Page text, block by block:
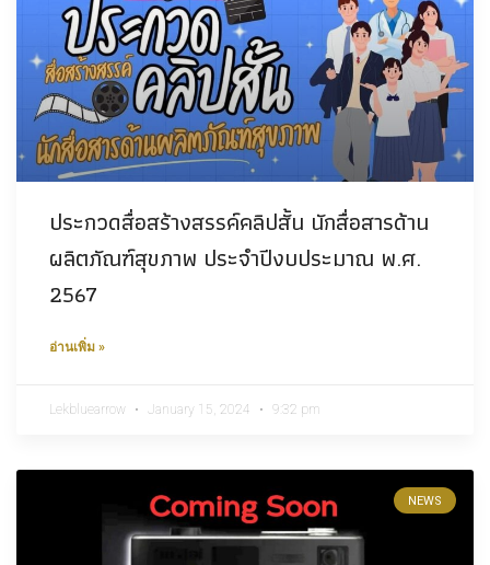
ประกวดสื่อสร้างสรรค์คลิปสั้น นักสื่อสารด้าน
ผลิตภัณฑ์สุขภาพ ประจําปีงบประมาณ พ.ศ.
2567
อ่านเพิ่ม »
Lekbluearrow January 15, 2024 9:32 pm
NEWS